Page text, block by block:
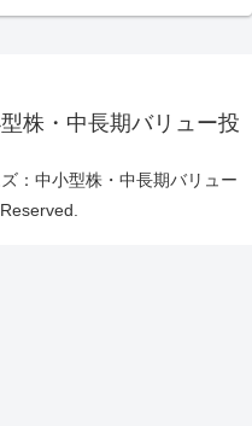
株・中長期バリュー投
：中小型株・中長期バリュー